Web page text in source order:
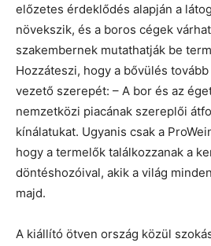
előzetes érdeklődés alapján a
növekszik, és a boros cégek
szakembernek mutathatják be
Hozzáteszi, hogy a bővülés
vezető szerepét: – A bor és az
nemzetközi piacának szereplői
kínálatukat. Ugyanis csak a
hogy a termelők találkozzanak a
döntéshozóival, akik a világ
majd.
A kiállító ötven ország közül